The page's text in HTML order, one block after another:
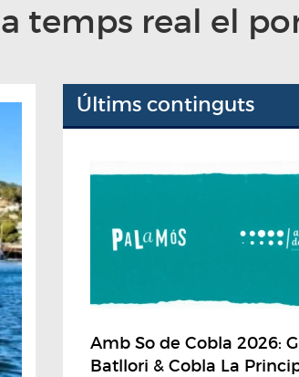
temps real el
Últims continguts
Amb So de Cobla 2026:
Batllori & Cobla La